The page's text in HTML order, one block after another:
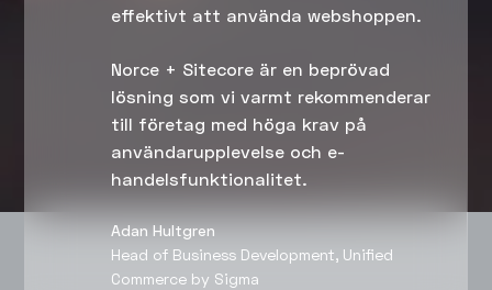
effektivt att använda webshoppen.
Norce + Sitecore är en beprövad
lösning som vi varmt rekommenderar
till företag med höga krav på
användarupplevelse och e-
handelsfunktionalitet.
Adan Hultgren
Head of Business Development, Unified
Commerce by Sigma